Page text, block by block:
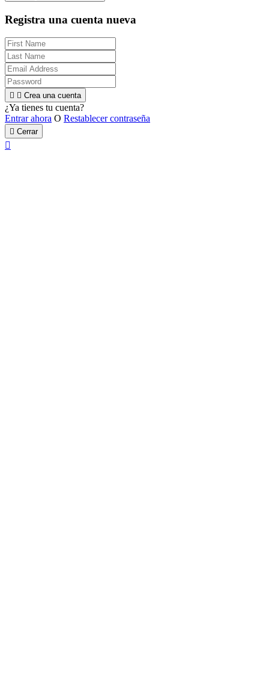
Registra una cuenta nueva
  Crea una cuenta
¿Ya tienes tu cuenta?
Entrar ahora O Restablecer contraseña
 Cerrar
